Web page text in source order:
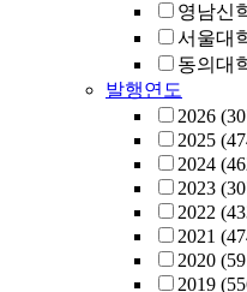
영남신
서울대
동의대
발행연도
2026
2025
2024
2023
2022
2021
2020
2019